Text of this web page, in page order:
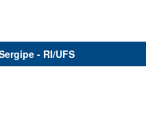
- RI/UFS